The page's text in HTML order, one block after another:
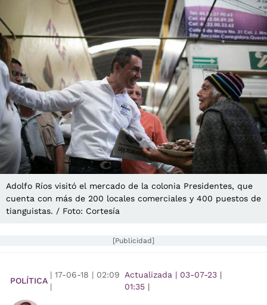
Adolfo Ríos visitó el mercado de la colonia Presidentes, que
cuenta con más de 200 locales comerciales y 400 puestos de
tianguistas. / Foto: Cortesía
[Publicidad]
POLÍTICA
| 17-06-18 | 02:09
|
Actualizada | 03-07-23 |
01:35 |